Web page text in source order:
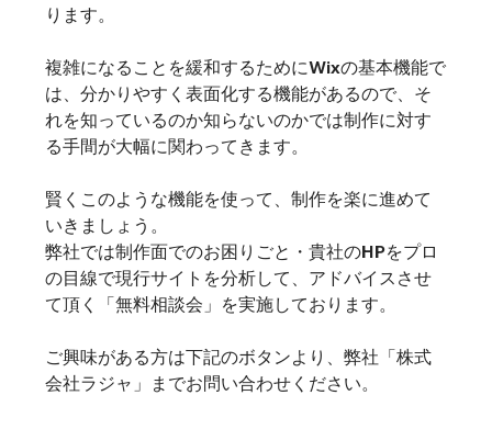
ります。
複雑になることを緩和するためにWixの基本機能で
は、分かりやすく表面化する機能があるので、そ
れを知っているのか知らないのかでは制作に対す
る手間が大幅に関わってきます。
賢くこのような機能を使って、制作を楽に進めて
いきましょう。
弊社では制作面でのお困りごと・貴社のHPをプロ
の目線で現行サイトを分析して、アドバイスさせ
て頂く「無料相談会」を実施しております。
ご興味がある方は下記のボタンより、弊社「株式
会社ラジャ」までお問い合わせください。